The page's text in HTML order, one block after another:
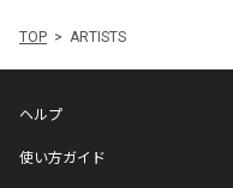
TOP ARTISTS
ヘルプ
使い方ガイド